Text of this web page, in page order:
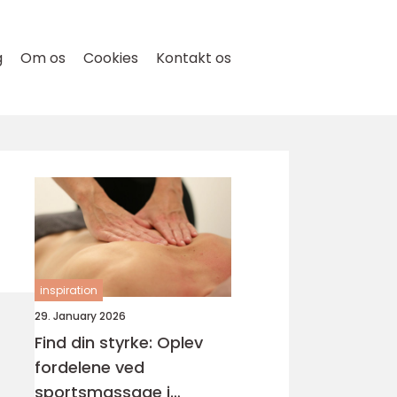
Om os Cookies Kontakt os
inspiration
29. January 2026
Find din styrke: Oplev
fordelene ved
sportsmassage i